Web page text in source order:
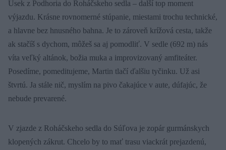
Úsek z Podhoria do Roháčskeho sedla – další top moment
výjazdu. Krásne rovnomerné stúpanie, miestami trochu technické,
a hlavne bez hnusného bahna. Je to zároveň krížová cesta, takže
ak stačíš s dychom, môžeš sa aj pomodliť. V sedle (692 m) nás
víta veľký altánok, božia muka a improvizovaný amfiteáter.
Posedíme, pomeditujeme, Martin tlačí ďalšiu tyčinku. Už asi
štvrtú. Ja stále nič, myslím na pivo čakajúce v aute, dúfajúc, že
nebude prevarené.
V zjazde z Roháčskeho sedla do Súľova je zopár gurmánskych
klopených zákrut. Chcelo by to mať trasu viackrát prejazdenú,